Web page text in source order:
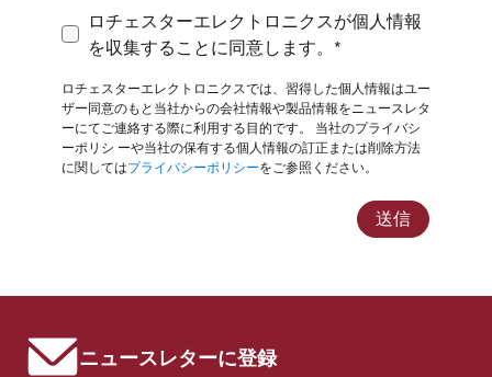
ロチェスターエレクトロニクスが個人情報を収集
ロチェスターエレクトロニクスが個人情報
を収集することに同意します。*
ロチェスターエレクトロニクスでは、習得した個人情報はユー
ザー同意のもと当社からの会社情報や製品情報をニュースレタ
ーにてご連絡する際に利用する目的です。 当社のプライバシ
ーポリシ ーや当社の保有する個人情報の訂正または削除方法
に関してはプライバシーポリシーをご参照ください。
送信
ニュースレターに登録